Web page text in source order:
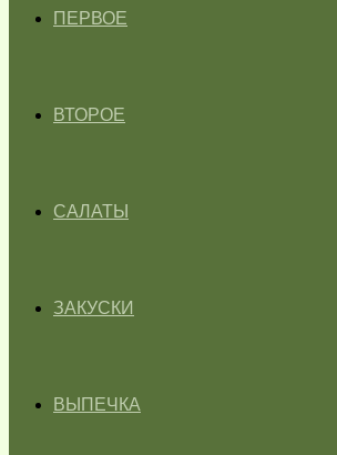
ПЕРВОЕ
ВТОРОЕ
САЛАТЫ
ЗАКУСКИ
ВЫПЕЧКА